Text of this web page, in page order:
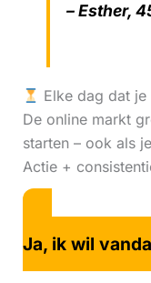
– Esther,
Elke dag dat
De online markt
starten – ook als
Actie +
Ja, ik wil